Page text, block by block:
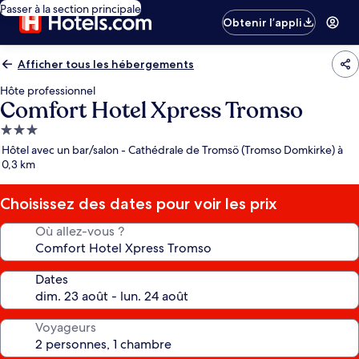
Passer à la section principale
Obtenir l’appli
Afficher tous les hébergements
Hôte professionnel
Comfort Hotel Xpress Tromso
Hébergement
3.0 étoiles
Hôtel avec un bar/salon - Cathédrale de Tromsö (Tromso Domkirke) à
0,3 km
Choisissez des dates pour voir les prix
Où allez-vous ?
Dates
Voyageurs